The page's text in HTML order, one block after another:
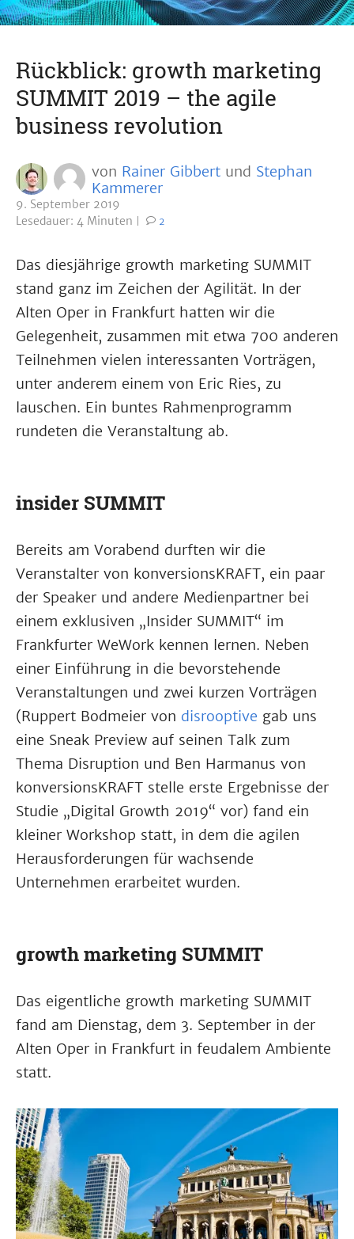
Rückblick: growth marketing
SUMMIT 2019 – the agile
business revolution
von Rainer Gibbert und Stephan
Kammerer
9. September 2019
Lesedauer: 4 Minuten
2
Das diesjährige growth marketing SUMMIT
stand ganz im Zeichen der Agilität. In der
Alten Oper in Frankfurt hatten wir die
Gelegenheit, zusammen mit etwa 700 anderen
Teilnehmen vielen interessanten Vorträgen,
unter anderem einem von Eric Ries, zu
lauschen. Ein buntes Rahmenprogramm
rundeten die Veranstaltung ab.
insider SUMMIT
Bereits am Vorabend durften wir die
Veranstalter von konversionsKRAFT, ein paar
der Speaker und andere Medienpartner bei
einem exklusiven „Insider SUMMIT“ im
Frankfurter WeWork kennen lernen. Neben
einer Einführung in die bevorstehende
Veranstaltungen und zwei kurzen Vorträgen
(Ruppert Bodmeier von disrooptive gab uns
eine Sneak Preview auf seinen Talk zum
Thema Disruption und Ben Harmanus von
konversionsKRAFT stelle erste Ergebnisse der
Studie „Digital Growth 2019“ vor) fand ein
kleiner Workshop statt, in dem die agilen
Herausforderungen für wachsende
Unternehmen erarbeitet wurden.
growth marketing SUMMIT
Das eigentliche growth marketing SUMMIT
fand am Dienstag, dem 3. September in der
Alten Oper in Frankfurt in feudalem Ambiente
statt.